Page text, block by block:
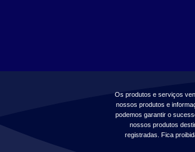
Os produtos e serviços
nossos produtos e
podemos garantir o
nossos produtos
registradas. Fica